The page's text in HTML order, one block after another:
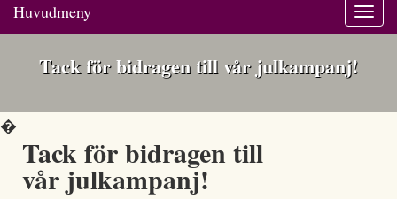
Huvudmeny
Tack för bidragen till vår julkampanj!
�
Tack för bidragen till
vår julkampanj!